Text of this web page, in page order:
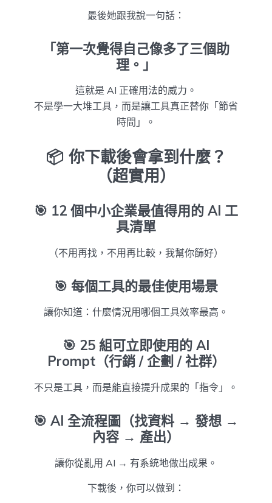
最後她跟我說一句話：
「第一次覺得自己像多了三個助
理。」
這就是 AI 正確用法的威力。
不是學一大堆工具，而是讓工具真正替你「節省
時間」。
📦 你下載後會拿到什麼？
（超實用）
🎯 12 個中小企業最值得用的 AI 工
具清單
（不用再找，不用再比較，我幫你篩好）
🎯 每個工具的最佳使用場景
讓你知道：什麼情況用哪個工具效率最高。
🎯 25 組可立即使用的 AI
Prompt（行銷 / 企劃 / 社群）
不只是工具，而是能直接提升成果的「指令」。
🎯 AI 全流程圖（找資料 → 發想 →
內容 → 產出）
讓你從亂用 AI → 有系統地做出成果。
下載後，你可以做到：